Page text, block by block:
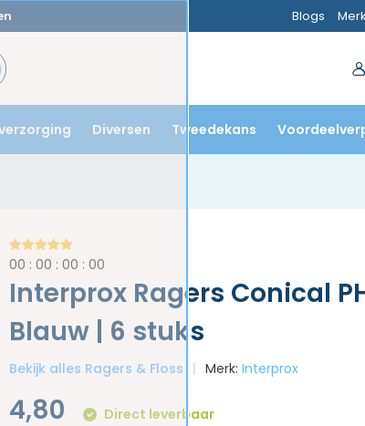
Blogs
Diversen Tweedekans
00 :00 :00 :00
Interprox Ragers Conical
Blauw | 6 stuks
Bekijk alles Ragers & Floss Merk:Interprox
4,80 Direct leverbaar